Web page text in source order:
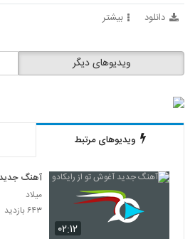
2769
2770
آهنگ رو اسمش
۳۳۷ بازدید
آهنگ محمد یاوری
دانلود بیشتر
ویدیوهای دیگر
ویدیوهای مرتبط
۰۲:۱۲
آهنگ جدید
میلاد
۶۴۳ بازدید